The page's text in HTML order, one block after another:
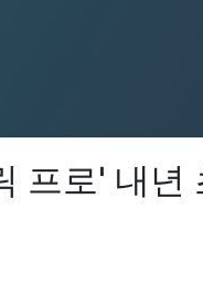
프로' 내년